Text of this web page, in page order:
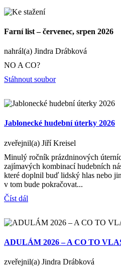
Farní list – červenec, srpen 2026
nahrál(a) Jindra Drábková
NO A CO?
Stáhnout soubor
Jablonecké hudební úterky 2026
zveřejnil(a) Jiří Kreisel
Minulý ročník prázdninových
zajímavých kombinací hudebních
které doplnil buď lidský hlas nebo
v tom bude pokračovat...
Číst dál
ADULÁM 2026 – A CO TO
zveřejnil(a) Jindra Drábková